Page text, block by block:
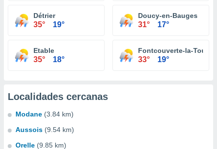
Détrier
35° 19°
Doucy-en-Bauges
31° 17°
Etable
35° 18°
Fontcouverte-la-
33° 19°
Localidades cercanas
Modane (3.84 km)
Aussois (9.54 km)
Orelle (9.85 km)